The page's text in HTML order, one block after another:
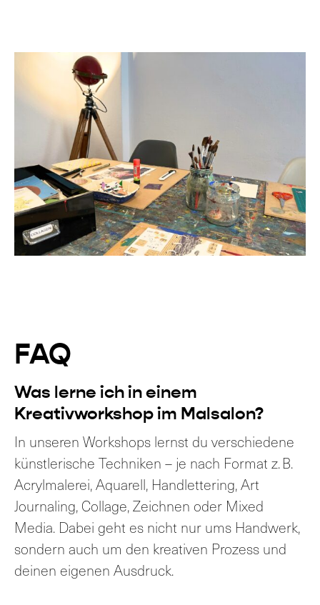
FAQ
Was lerne ich in einem
Kreativworkshop im Malsalon?
In unseren Workshops lernst du verschiedene
künstlerische Techniken – je nach Format z. B.
Acrylmalerei, Aquarell, Handlettering, Art
Journaling, Collage, Zeichnen oder Mixed
Media. Dabei geht es nicht nur ums Handwerk,
sondern auch um den kreativen Prozess und
deinen eigenen Ausdruck.